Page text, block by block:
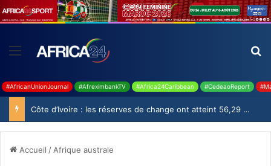
#AfricanUnionJournal #AfreximbankTV #Africa24Caribbean #CedeaoReport
Côte d’Ivoire : les réserves de change ont atteint 56,29 milliards USD en juillet
Accueil / Afrique australe